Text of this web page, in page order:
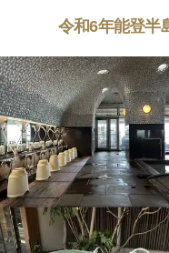
令和6年能登半